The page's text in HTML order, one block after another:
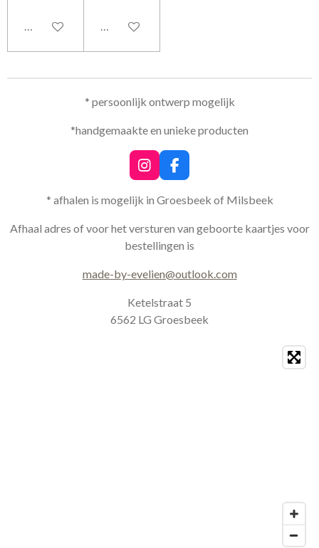
Bekijk details In winkelwagen
* persoonlijk ontwerp mogelijk
*handgemaakte en unieke producten
I
n
s
a
r
m
F
a
c
b
o
* afhalen is mogelijk in Groesbeek of Milsbeek
Afhaal adres of voor het versturen van geboorte kaartjes voor
bestellingen is
made-by-evelien@outlook.com
Ketelstraat 5
6562 LG Groesbeek